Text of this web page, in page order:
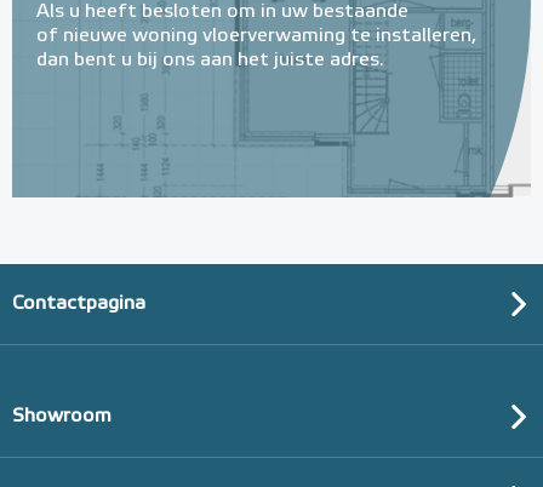
Als u heeft besloten om in uw bestaande
of nieuwe woning vloerverwaming te installeren,
dan bent u bij ons aan het juiste adres.
Contactpagina
Showroom